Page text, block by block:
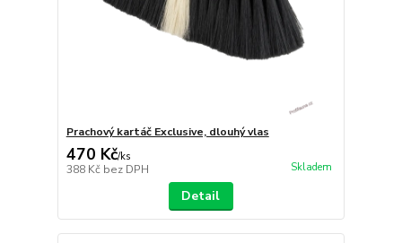
Prachový kartáč Exclusive, dlouhý vlas
470 Kč/ks
388 Kč bez DPH Skladem
Detail